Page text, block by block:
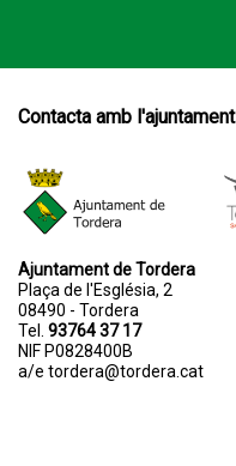
Contacta amb l'ajuntament
Ajuntament de Tordera
Plaça de l'Església, 2
08490 - Tordera
Tel. 93764 37 17
NIF P0828400B
a/e tordera@tordera.cat